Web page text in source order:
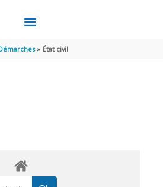
MENU
PRINCIPAL
État civil